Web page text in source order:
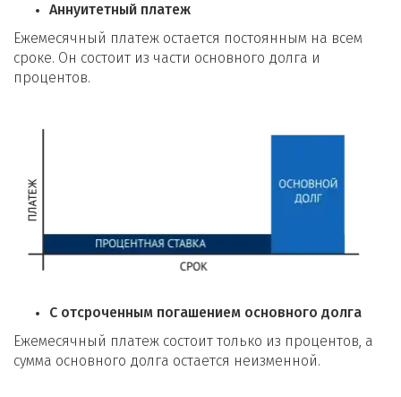
Аннуитетный платеж
Ежемесячный платеж остается постоянным на всем
сроке. Он состоит из части основного долга и
процентов.
С отсроченным погашением основного долга
Ежемесячный платеж состоит только из процентов, а
сумма основного долга остается неизменной.